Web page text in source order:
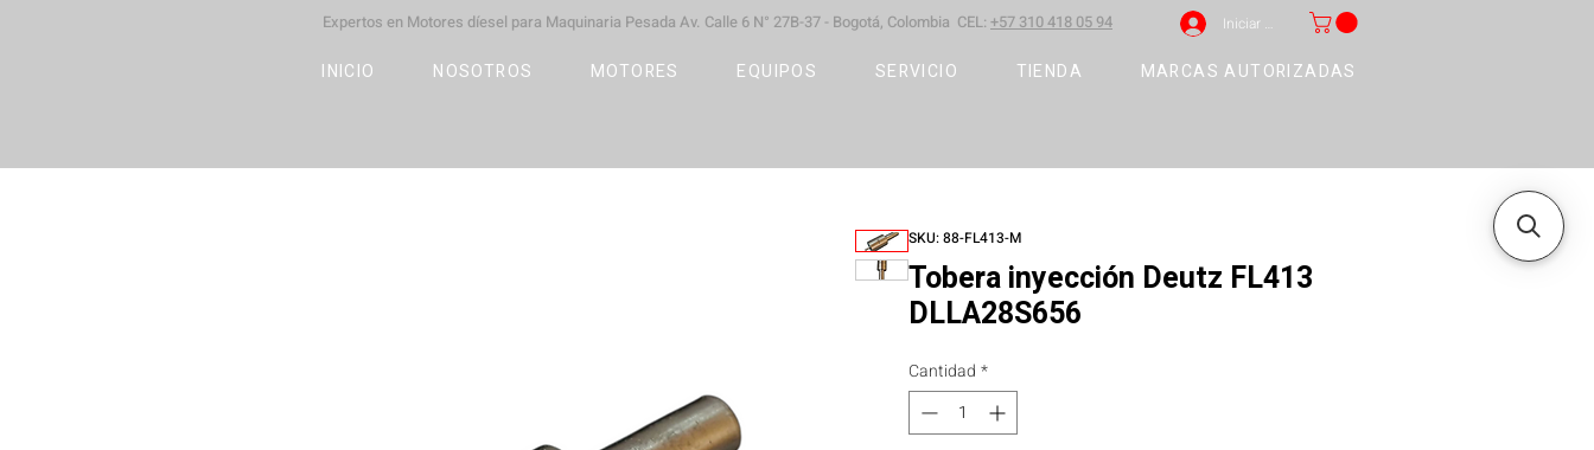
Expertos en Motores díesel para Maquinaria Pesada Av. Calle 6 N° 27B-37 - Bogotá, Colombia CEL: +57 310 418 05 94 Iniciar sesión
INICIO NOSOTROS MOTORES EQUIPOS SERVICIO TIENDA MARCAS AUTORIZADAS
SKU: 88-FL413-M
Tobera inyección Deutz FL413
DLLA28S656
Cantidad *